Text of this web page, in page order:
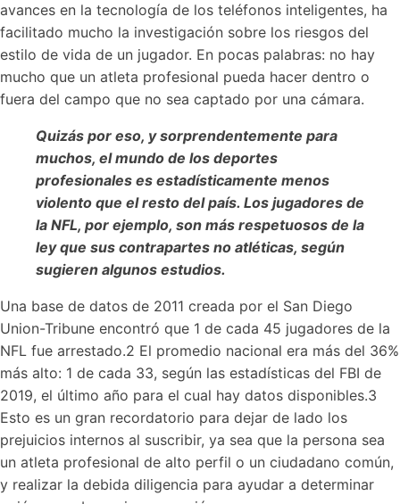
avances en la tecnología de los teléfonos inteligentes, ha
facilitado mucho la investigación sobre los riesgos del
estilo de vida de un jugador. En pocas palabras: no hay
mucho que un atleta profesional pueda hacer dentro o
fuera del campo que no sea captado por una cámara.
Quizás por eso, y sorprendentemente para
muchos, el mundo de los deportes
profesionales es estadísticamente menos
violento que el resto del país. Los jugadores de
la NFL, por ejemplo, son más respetuosos de la
ley que sus contrapartes no atléticas, según
sugieren algunos estudios.
Una base de datos de 2011 creada por el San Diego
Union-Tribune encontró que 1 de cada 45 jugadores de la
NFL fue arrestado.2 El promedio nacional era más del 36%
más alto: 1 de cada 33, según las estadísticas del FBI de
2019, el último año para el cual hay datos disponibles.3
Esto es un gran recordatorio para dejar de lado los
prejuicios internos al suscribir, ya sea que la persona sea
un atleta profesional de alto perfil o un ciudadano común,
y realizar la debida diligencia para ayudar a determinar